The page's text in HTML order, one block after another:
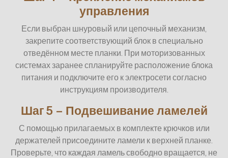
управления
Если выбран шнуровый или цепочный механизм,
закрепите соответствующий блок в специально
отведённом месте планки. При моторизованных
системах заранее спланируйте расположение блока
питания и подключите его к электросети согласно
инструкциям производителя.
Шаг 5 – Подвешивание ламелей
С помощью прилагаемых в комплекте крючков или
держателей присоедините ламели к верхней планке.
Проверьте, что каждая ламель свободно вращается, не